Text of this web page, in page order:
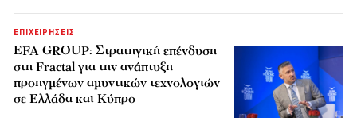
ΕΠΙΧΕΙΡΗΣΕΙΣ
EFA GROUP: Στρατηγική επένδυση
στη Fractal για την ανάπτυξη
προηγμένων αμυντικών τεχνολογιών
σε Ελλάδα και Κύπρο